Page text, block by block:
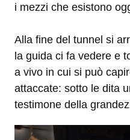
i mezzi che esistono
Alla fine del tunnel si
la guida ci fa vedere e
a vivo in cui si può
attaccate: sotto le dita
testimone della